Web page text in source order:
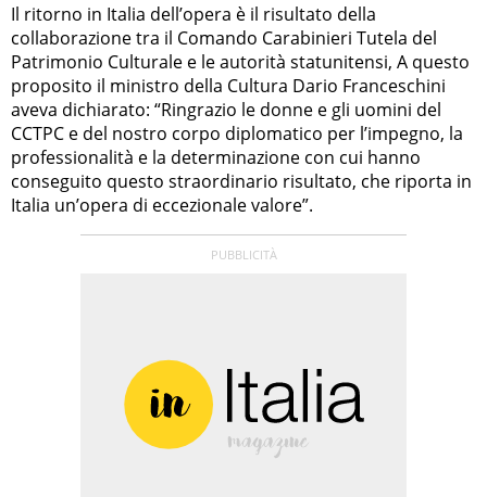
Il ritorno in Italia dell’opera è il risultato della
collaborazione tra il Comando Carabinieri Tutela del
Patrimonio Culturale e le autorità statunitensi, A questo
proposito il ministro della Cultura Dario Franceschini
aveva dichiarato: “Ringrazio le donne e gli uomini del
CCTPC e del nostro corpo diplomatico per l’impegno, la
professionalità e la determinazione con cui hanno
conseguito questo straordinario risultato, che riporta in
Italia un’opera di eccezionale valore”.